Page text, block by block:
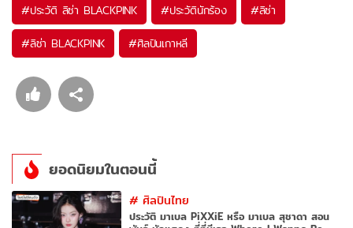
#ประวัติ ลิซ่า BLACKPINK #ประวัตินักร้อง #ลิซ่า
#ลิซ่า BLACKPINK #ศิลปินเกาหลี
ยอดนิยมในตอนนี้
#ศิลปินไทย
ประวัติ มาเบล PiXXiE หรือ มาเบล สุชาดา สอน